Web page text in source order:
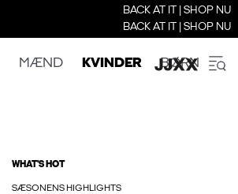
BACK AT IT | SHOP NU
BACK AT IT | SHOP NU
MÆND KVINDER BØRN
WHAT'S HOT
SÆSONENS HIGHLIGHTS